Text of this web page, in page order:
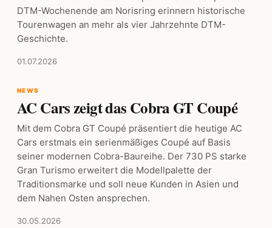
DTM-Wochenende am Norisring erinnern historische
Tourenwagen an mehr als vier Jahrzehnte DTM-
Geschichte.
01.07.2026
NEWS
AC Cars zeigt das Cobra GT Coupé
Mit dem Cobra GT Coupé präsentiert die heutige AC
Cars erstmals ein serienmäßiges Coupé auf Basis
seiner modernen Cobra-Baureihe. Der 730 PS starke
Gran Turismo erweitert die Modellpalette der
Traditionsmarke und soll neue Kunden in Asien und
dem Nahen Osten ansprechen.
30.05.2026